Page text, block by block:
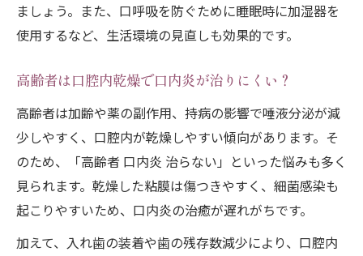
ましょう。また、口呼吸を防ぐために睡眠時に加湿器を
使用するなど、生活環境の見直しも効果的です。
高齢者は口腔内乾燥で口内炎が治りにくい？
高齢者は加齢や薬の副作用、持病の影響で唾液分泌が減
少しやすく、口腔内が乾燥しやすい傾向があります。そ
のため、「高齢者 口内炎 治らない」といった悩みも多く
見られます。乾燥した粘膜は傷つきやすく、細菌感染も
起こりやすいため、口内炎の治癒が遅れがちです。
加えて、入れ歯の装着や歯の残存数減少により、口腔内